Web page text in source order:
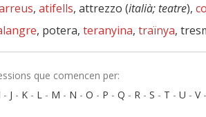
, atifells, attrezzo (italià; teatre),
, potera, teranyina, traïnya,
que comencen per:
- J - K - L - M - N - O - P - Q - R - S - T - U - V-